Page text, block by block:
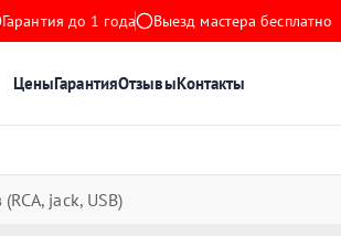
Гарантия до 1 года Выезд мастера бесплатно
ЦеныГарантияОтзывыКонтакты
jack, USB)